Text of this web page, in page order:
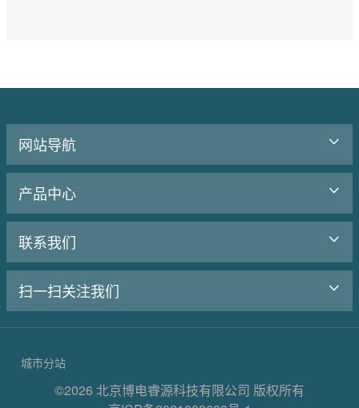
网站导航
产品中心
联系我们
扫一扫关注我们
城市分站
©2026 北京博电睿源科技有限公司 版权所有